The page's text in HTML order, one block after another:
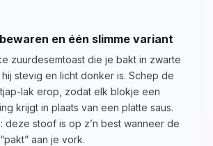
en één slimme variant
zuurdesemtoast die je bakt in zwarte
stevig en licht donker is. Schep de
lak erop, zodat elk blokje een
krijgt in plaats van een platte saus.
deze stoof is op z’n best wanneer de
aan je vork.